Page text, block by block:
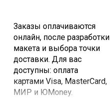
Заказы оплачиваются
онлайн, после разработки
макета и выбора точки
доставки. Для вас
доступны: оплата
картами Visa, MasterCard,
МИР и ЮMoney.